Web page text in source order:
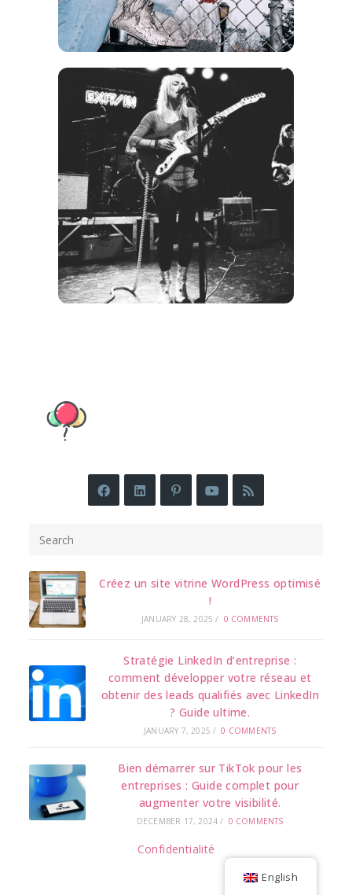
Créez un site vitrine WordPress optimisé
!
JANUARY 28, 2025 / 0 COMMENTS
Stratégie LinkedIn d’entreprise :
comment développer votre réseau et
obtenir des leads qualifiés avec LinkedIn
? Guide ultime.
JANUARY 7, 2025 / 0 COMMENTS
Bien démarrer sur TikTok pour les
entreprises : Guide complet pour
augmenter votre visibilité.
DECEMBER 17, 2024 / 0 COMMENTS
Confidentialité
English